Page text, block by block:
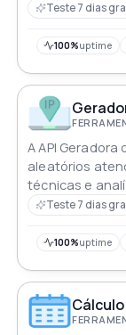
precisos para
Teste 7 dias
100%uptime
A API
aleatórios
técnicas e
Teste 7 dias
100%uptime
Cálculo